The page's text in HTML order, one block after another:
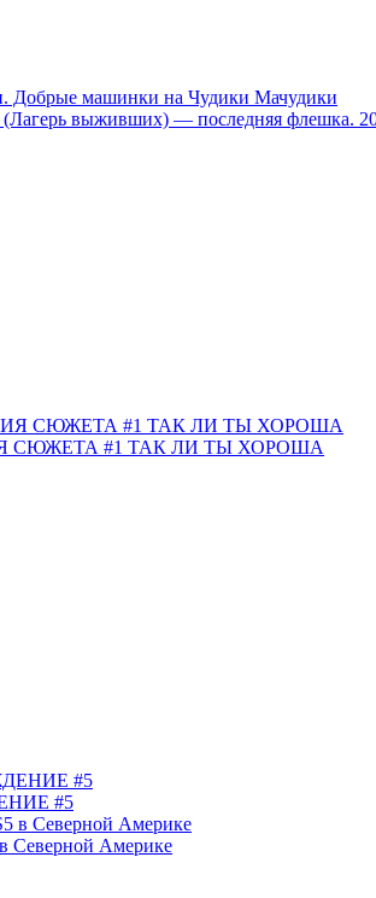
машинки на Чудики Мачудики
выживших) — последняя флешка.
СЮЖЕТА #1 ТАК ЛИ ТЫ ХОРОША
#5
Северной Америке